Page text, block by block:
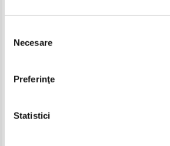
consimțământului
Necesare
Preferinţe
Statistici